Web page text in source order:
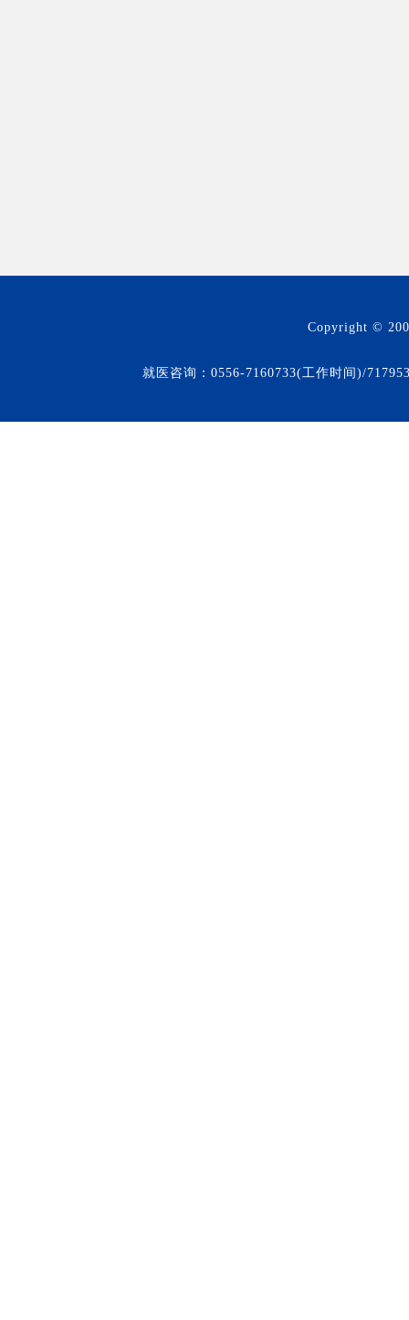
Copyright ©
就医咨询：0556-7160733(工作时间)/